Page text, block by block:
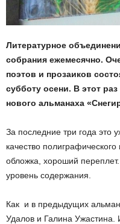
Литературное
собрания ежемесячно.
поэтов и прозаиков
субботу осени. В этот
нового альманаха
За последние три года это
качество
обложка, хороший
уровень содержания.
Как и в предыдущих
Удалов и Галина Ужастина.